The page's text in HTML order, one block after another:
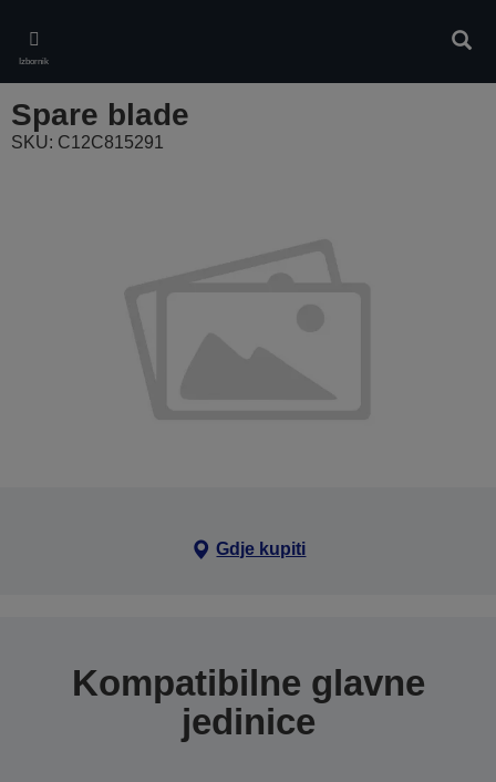
main
content
Izbornik
Spare blade
SKU: C12C815291
Gdje kupiti
Kompatibilne glavne
jedinice